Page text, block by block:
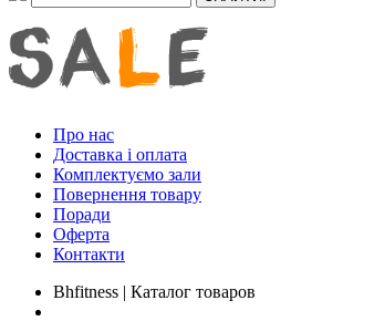
Про нас
Доставка і оплата
Комплектуємо зали
Повернення товару
Поради
Оферта
Контакти
Bhfitness | Каталог товаров